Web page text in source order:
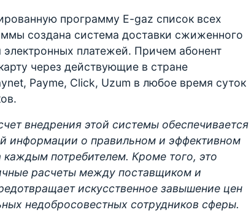
программу E-gaz список всех
создана система доставки сжиженного
платежей. Причем абонент
через действующие в стране
Payme, Сlick, Uzum в любое время суток
внедрения этой системы обеспечивается
информации о правильном и эффективном
потребителем. Кроме того, это
расчеты между поставщиком и
искусственное завышение цен
недобросовестных сотрудников сферы.